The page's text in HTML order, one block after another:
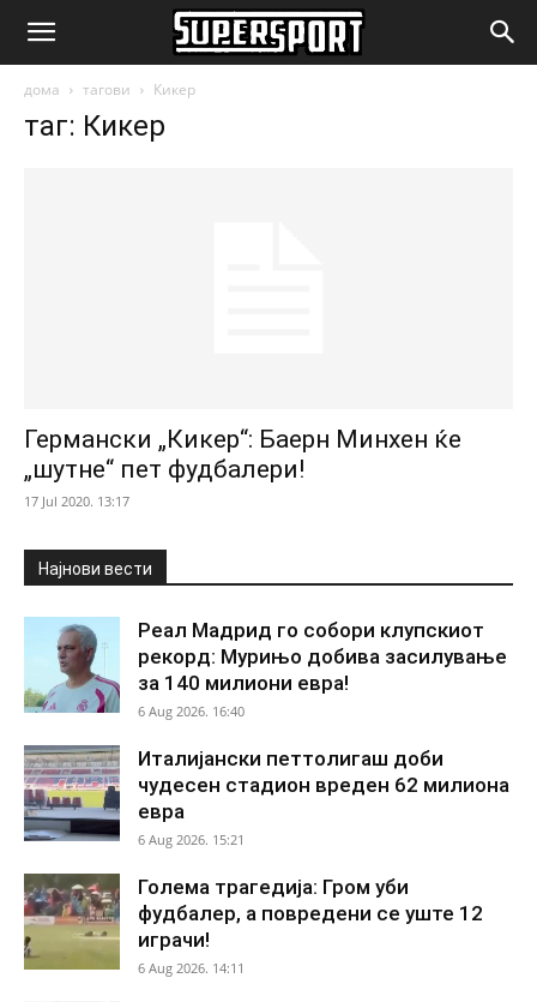
SuperSport.mk
дома тагови Кикер
таг: Кикер
Германски „Кикер“: Баерн Минхен ќе
„шутне“ пет фудбалери!
17 Jul 2020. 13:17
Најнови вести
Реал Мадрид го собори клупскиот
рекорд: Мурињо добива засилување
за 140 милиони евра!
6 Aug 2026. 16:40
Италијански петтолигаш доби
чудесен стадион вреден 62 милиона
евра
6 Aug 2026. 15:21
Голема трагедија: Гром уби
фудбалер, а повредени се уште 12
играчи!
6 Aug 2026. 14:11